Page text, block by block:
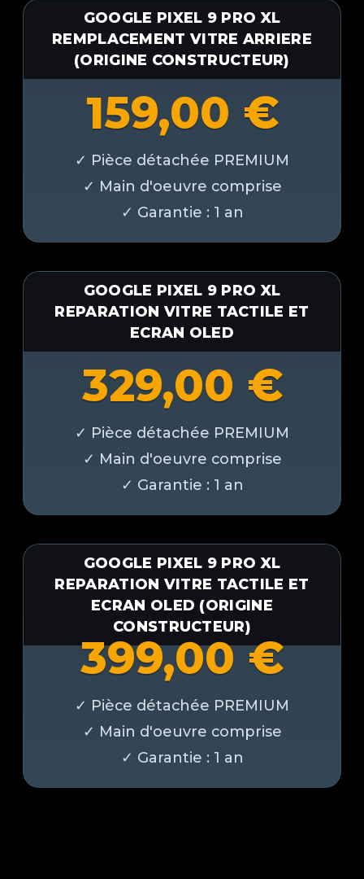
GOOGLE PIXEL 9 PRO XL
REMPLACEMENT VITRE ARRIERE
(ORIGINE CONSTRUCTEUR)
159,00 €
GOOGLE PIXEL 9 PRO XL
REPARATION VITRE TACTILE ET
ECRAN OLED
329,00 €
GOOGLE PIXEL 9 PRO XL
REPARATION VITRE TACTILE ET
ECRAN OLED (ORIGINE
CONSTRUCTEUR)
399,00€